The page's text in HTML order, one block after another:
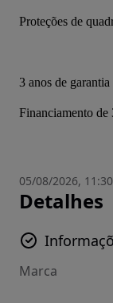
Proteções de
3 anos de garantia
Financiamento de
05/08/2026, 11:30
Detalhes
Marca